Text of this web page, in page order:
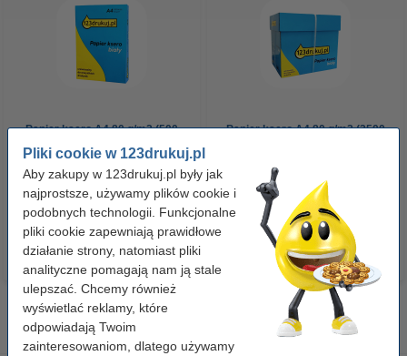
Pliki cookie w 123drukuj.pl
Aby zakupy w 123drukuj.pl były jak
najprostsze, używamy plików cookie i
podobnych technologii. Funkcjonalne
pliki cookie zapewniają prawidłowe
działanie strony, natomiast pliki
analityczne pomagają nam ją stale
ulepszać. Chcemy również
wyświetlać reklamy, które
odpowiadają Twoim
zainteresowaniom, dlatego używamy
Papier ksero A4 80 g/m2 (500
szt.), 123drukuj
23,00 zł z VAT
Papier ksero A4 80 g/m2 (2500
110,00 zł z VAT